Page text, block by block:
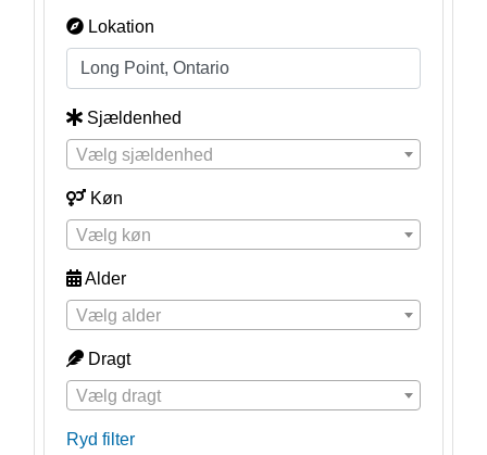
Lokation
Sjældenhed
Vælg sjældenhed
Køn
Vælg køn
Alder
Vælg alder
Dragt
Vælg dragt
Ryd filter